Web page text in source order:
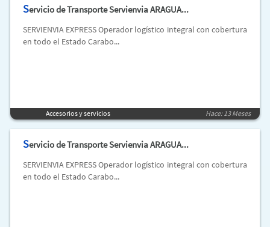
Servicio de Transporte Servienvia ARAGUA...
SERVIENVIA EXPRESS Operador logístico integral con cobertura
en todo el Estado Carabo...
Accesorios y servicios Hace: 13 Meses
Servicio de Transporte Servienvia ARAGUA...
SERVIENVIA EXPRESS Operador logístico integral con cobertura
en todo el Estado Carabo...